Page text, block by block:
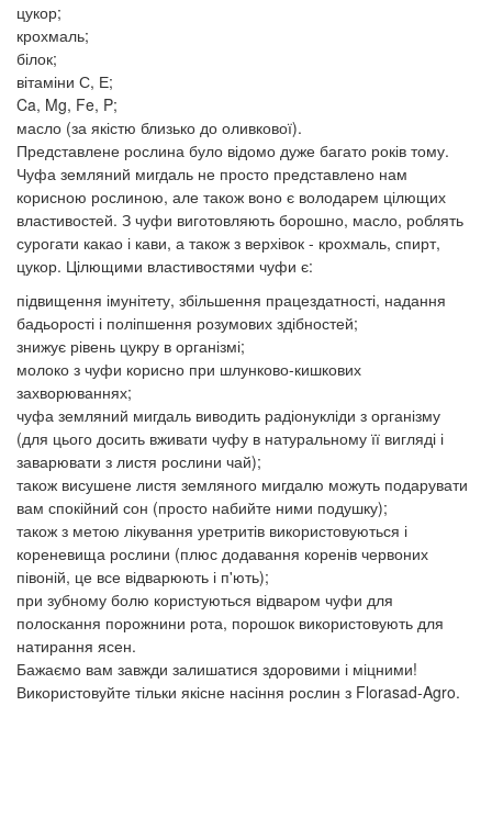
цукор;
крохмаль;
білок;
вітаміни С, Е;
Ca, Mg, Fe, P;
масло (за якістю близько до оливкової).
Представлене рослина було відомо дуже багато років тому.
Чуфа земляний мигдаль не просто представлено нам
корисною рослиною, але також воно є володарем цілющих
властивостей. З чуфи виготовляють борошно, масло, роблять
сурогати какао і кави, а також з верхівок - крохмаль, спирт,
цукор. Цілющими властивостями чуфи є:
підвищення імунітету, збільшення працездатності, надання
бадьорості і поліпшення розумових здібностей;
знижує рівень цукру в організмі;
молоко з чуфи корисно при шлунково-кишкових
захворюваннях;
чуфа земляний мигдаль виводить радіонукліди з організму
(для цього досить вживати чуфу в натуральному її вигляді і
заварювати з листя рослини чай);
також висушене листя земляного мигдалю можуть подарувати
вам спокійний сон (просто набийте ними подушку);
також з метою лікування уретритів використовуються і
кореневища рослини (плюс додавання коренів червоних
півоній, це все відварюють і п'ють);
при зубному болю користуються відваром чуфи для
полоскання порожнини рота, порошок використовують для
натирання ясен.
Бажаємо вам завжди залишатися здоровими і міцними!
Використовуйте тільки якісне насіння рослин з Florasad-Agro.